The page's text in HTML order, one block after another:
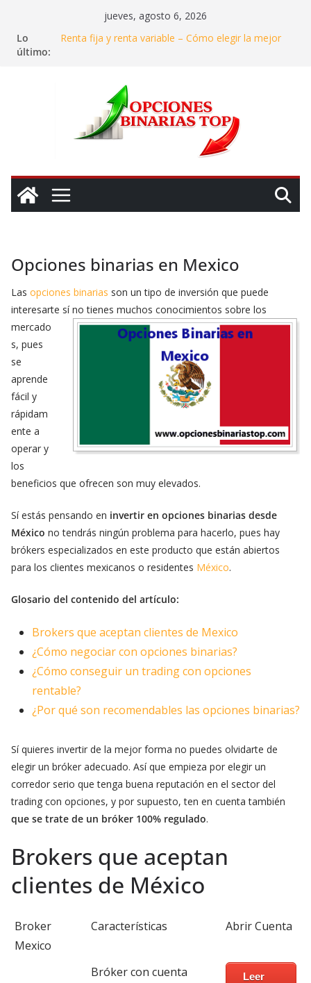
contenido
jueves, agosto 6, 2026
Lo
último:
Renta fija y renta variable – Cómo elegir la mejor
Dónde y en qué invertir en 2025: Mi experiencia
para asegurar ganancias
Cómo identificar y evitar estafas en el mundo de las
opciones binarias
La gestión de riesgos en las inversiones: Cómo
Opciones binarias en Mexico
Las opciones binarias son un tipo de inversión que puede
interesarte sí no tienes muchos conocimientos sobre los
mercado
s, pues
se
aprende
fácil y
rápidam
ente a
operar y
los
beneficios que ofrecen son muy elevados.
Sí estás pensando en invertir en opciones binarias desde
México no tendrás ningún problema para hacerlo, pues hay
brókers especializados en este producto que están abiertos
para los clientes mexicanos o residentes México.
Glosario del contenido del artículo:
Brokers que aceptan clientes de Mexico
¿Cómo negociar con opciones binarias?
¿Cómo conseguir un trading con opciones
rentable?
¿Por qué son recomendables las opciones binarias?
Sí quieres invertir de la mejor forma no puedes olvidarte de
elegir un bróker adecuado. Así que empieza por elegir un
corredor serio que tenga buena reputación en el sector del
trading con opciones, y por supuesto, ten en cuenta también
que se trate de un bróker 100% regulado.
Brokers que aceptan
clientes de México
Broker
Mexico
Características Abrir Cuenta
Bróker con cuenta
Leer